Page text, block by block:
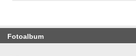
Fotoalbum